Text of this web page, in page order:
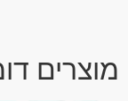
מוצרים